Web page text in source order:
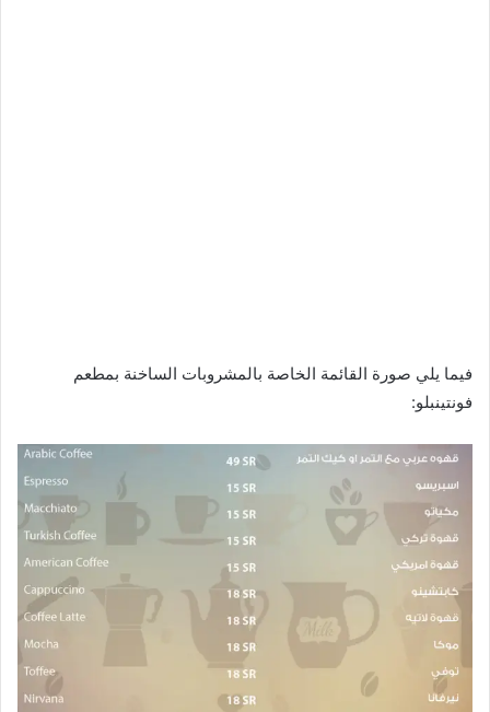
فيما يلي صورة القائمة الخاصة بالمشروبات الساخنة بمطعم
فونتينبلو: